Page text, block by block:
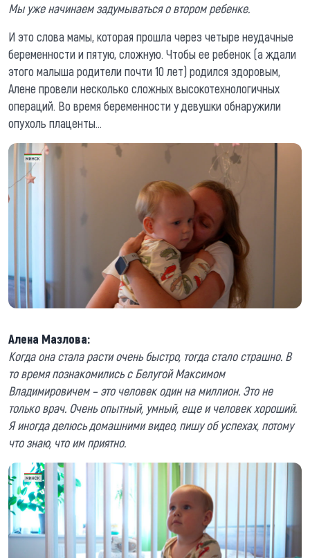
Мы уже начинаем задумываться о втором ребенке.
И это слова мамы, которая прошла через четыре неудачные
беременности и пятую, сложную. Чтобы ее ребенок (а ждали
этого малыша родители почти 10 лет) родился здоровым,
Алене провели несколько сложных высокотехнологичных
операций. Во время беременности у девушки обнаружили
опухоль плаценты…
Алена Мазлова:
Когда она стала расти очень быстро, тогда стало страшно. В
то время познакомились с Белугой Максимом
Владимировичем – это человек один на миллион. Это не
только врач. Очень опытный, умный, еще и человек хороший.
Я иногда делюсь домашними видео, пишу об успехах, потому
что знаю, что им приятно.